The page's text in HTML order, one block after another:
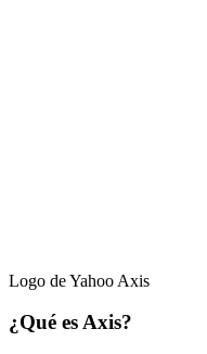
Logo de Yahoo Axis
¿Qué es Axis?